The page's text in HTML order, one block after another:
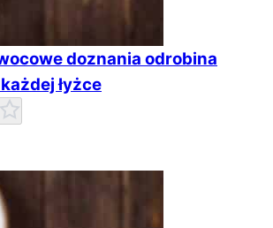
doznania odrobina
łyżce